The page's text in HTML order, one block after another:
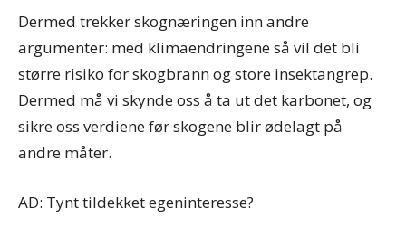
Dermed trekker skognæringen inn andre
argumenter: med klimaendringene så vil det bli
større risiko for skogbrann og store insektangrep.
Dermed må vi skynde oss å ta ut det karbonet, og
sikre oss verdiene før skogene blir ødelagt på
andre måter.
AD: Tynt tildekket egeninteresse?